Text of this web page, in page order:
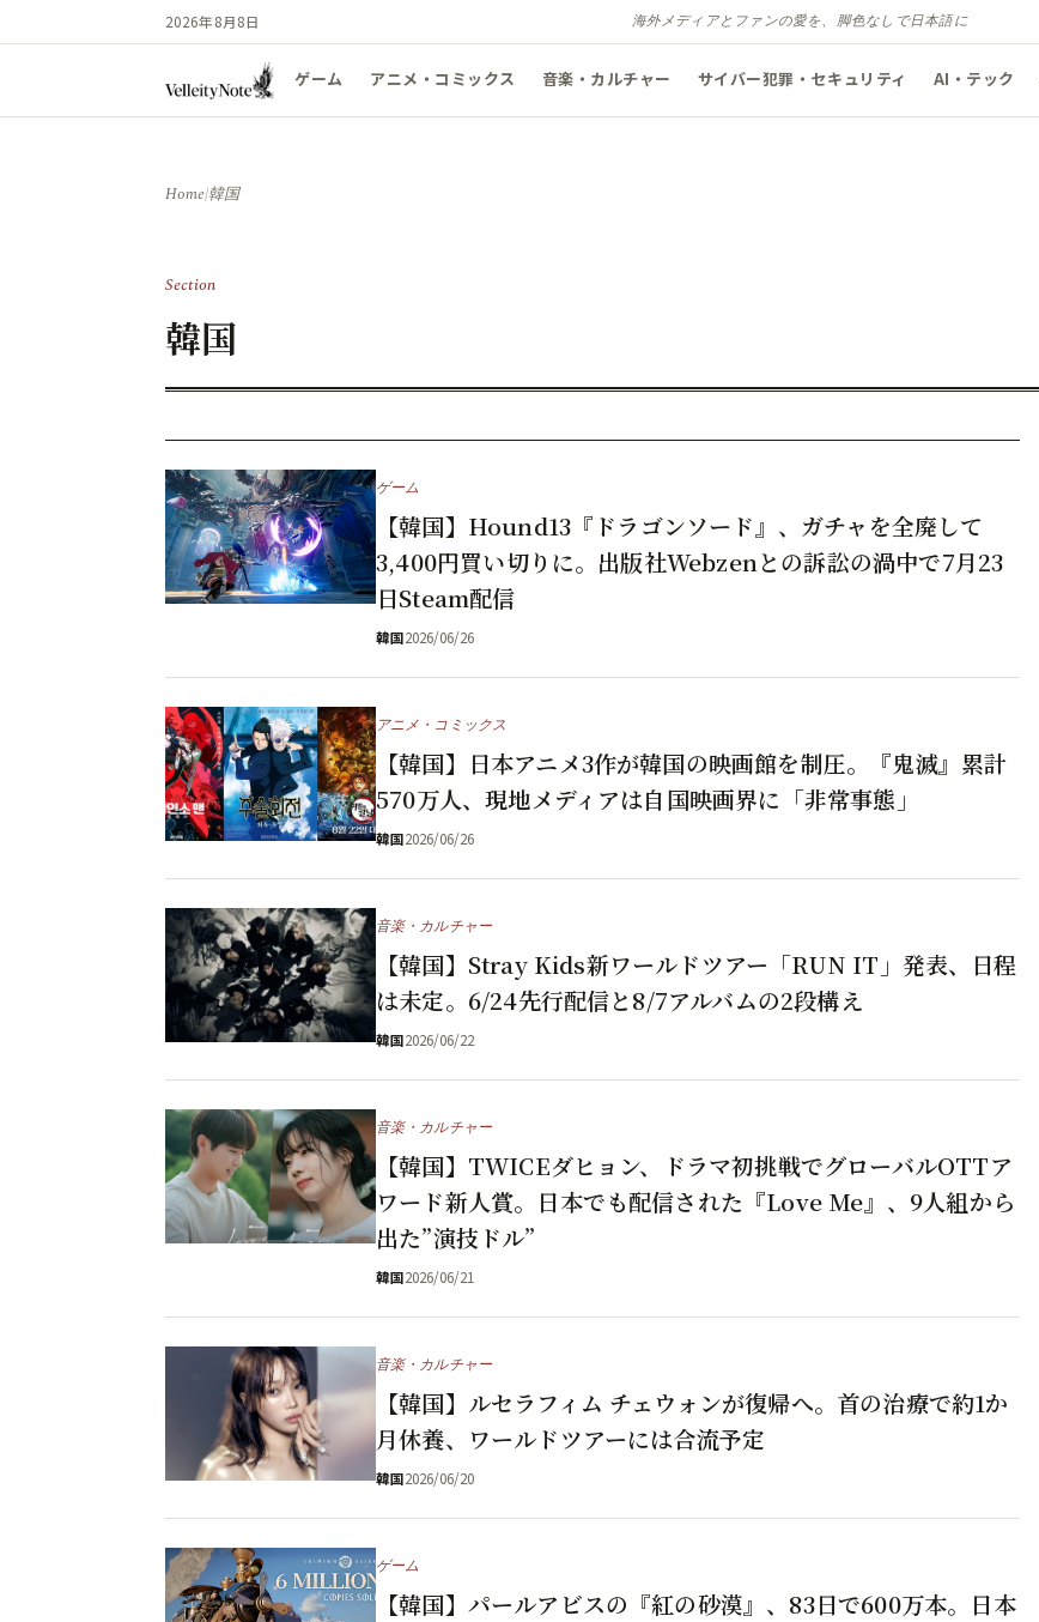
2026年8月8日 海外メディアとファンの愛を、脚色なしで日本語に
ゲーム アニメ・コミックス 音楽・カルチャー サイバー犯罪・セキュリティ AI・テック
Home/韓国
Section
韓国
ゲーム
【韓国】Hound13『ドラゴンソード』、ガチャを全廃して
3,400円買い切りに。出版社Webzenとの訴訟の渦中で7月23
日Steam配信
韓国2026/06/26
アニメ・コミックス
【韓国】日本アニメ3作が韓国の映画館を制圧。『鬼滅』累計
570万人、現地メディアは自国映画界に「非常事態」
韓国2026/06/26
音楽・カルチャー
【韓国】Stray Kids新ワールドツアー「RUN IT」発表、日程
は未定。6/24先行配信と8/7アルバムの2段構え
韓国2026/06/22
音楽・カルチャー
【韓国】TWICEダヒョン、ドラマ初挑戦でグローバルOTTア
ワード新人賞。日本でも配信された『Love Me』、9人組から
出た”演技ドル”
韓国2026/06/21
音楽・カルチャー
【韓国】ルセラフィム チェウォンが復帰へ。首の治療で約1か
月休養、ワールドツアーには合流予定
韓国2026/06/20
ゲーム
【韓国】パールアビスの『紅の砂漠』、83日で600万本。日本